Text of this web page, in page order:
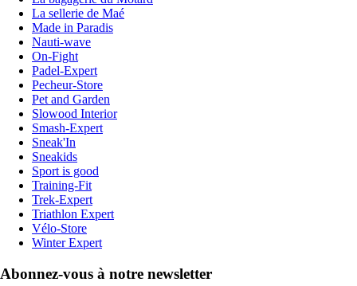
La sellerie de Maé
Made in Paradis
Nauti-wave
On-Fight
Padel-Expert
Pecheur-Store
Pet and Garden
Slowood Interior
Smash-Expert
Sneak'In
Sneakids
Sport is good
Training-Fit
Trek-Expert
Triathlon Expert
Vélo-Store
Winter Expert
Abonnez-vous à notre newsletter